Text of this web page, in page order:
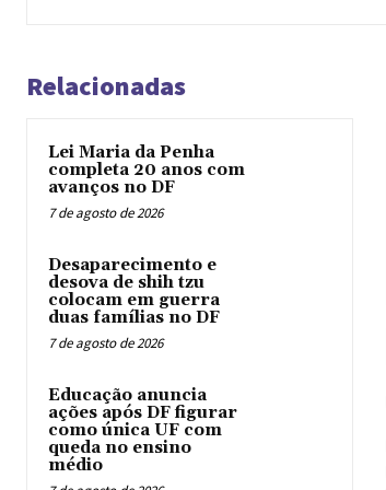
Relacionadas
Lei Maria da Penha
completa 20 anos com
avanços no DF
7 de agosto de 2026
Desaparecimento e
desova de shih tzu
colocam em guerra
duas famílias no DF
7 de agosto de 2026
Educação anuncia
ações após DF figurar
como única UF com
queda no ensino
médio